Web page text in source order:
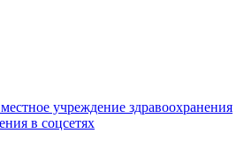
учреждение здравоохранения
в соцсетях